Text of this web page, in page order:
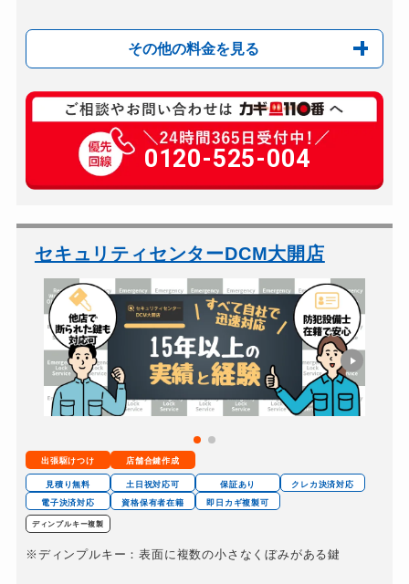
その他の料金を見る
玄関カギ修理 11,000円～(税込)
玄関カギ交換 20,000円～（税込）
車カギ開け 8,800円～（税込）
バイクカギ作成 11,000円～(税込）
スーツケースカギ開け 8,800円～（税込）
金庫カギ開け 11,000円～(税込）
ロッカーカギ開け 8,800円～（税込）
ドアノブカギ開け 11,000円～(税込）
ドアノブカギ交換 20,000円～（税込）
0120-525-004
セキュリティセンターDCM大開店
出張駆けつけ 店舗合鍵作成
見積り無料 土日祝対応可 保証あり
クレカ決済対応
電子決済対応
資格保有者在籍 即日カギ複製可
ディンプルキー複製
※ディンプルキー：表面に複数の小さなくぼみがある鍵